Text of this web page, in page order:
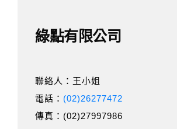
綠點有限公司
聯絡人：王小姐
電話： (02)26277472
傳真：(02)27997986